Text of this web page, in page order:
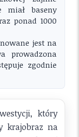
baseny
ponad 1000
jest na
prowadzona
zgodnie
który
krajobraz na